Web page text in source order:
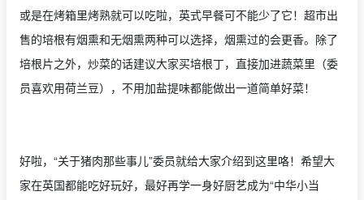
或是在烤箱里烤熟就可以吃啦，英式早餐可不能少了它！超市出
售的培根有烟熏和无烟熏两种可以选择，烟熏过的会更香。除了
培根片之外，炒菜的话建议大家买培根丁，直接加进蔬菜里（委
员喜欢用荷兰豆），不用加盐提味都能做出一道简单好菜！
好啦，“关于猪肉那些事儿”委员就给大家介绍到这里咯！希望大
家在英国都能吃好玩好，最好再学一身好厨艺成为“中华小当